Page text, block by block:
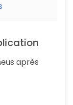
après